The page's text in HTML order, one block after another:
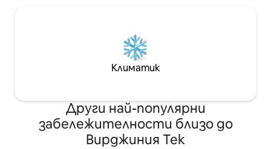
Климатик
Други най-популярни
забележителности близо до
Вирджиния Тек